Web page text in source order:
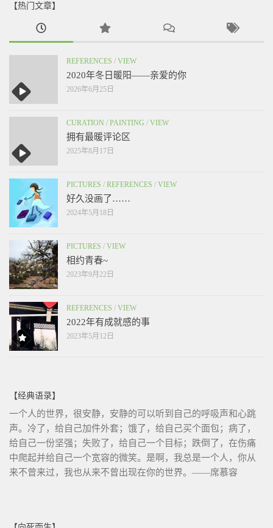
【热门文章】
REFERENCES / VIEW
2020年冬日暖阳——亲爱的你
2026年6月25日
CURATION / PAINTING / VIEW
拥有最暖评论区
2025年8月17日
PICTURES / REFERENCES / VIEW
好久没画了……
2024年5月18日
PICTURES / VIEW
相约青春~
2023年9月22日
REFERENCES / VIEW
2022年有成就感的事
2023年5月12日
【经典语录】
一个人的世界，很安静，安静的可以听到自己的呼吸声和心跳
声。冷了，给自己加件外套；饿了，给自己买个面包；病了，
给自己一份坚强；失败了，给自己一个目标；跌倒了，在伤痛
中爬起并给自己一个宽容的微笑。是啊，我总是一个人，你从
来不曾来过，我也从来不曾出现在你的世界。——席慕容